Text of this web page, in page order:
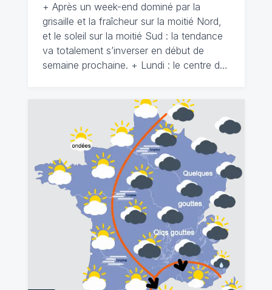
+ Après un week-end dominé par la
grisaille et la fraîcheur sur la moitié Nord,
et le soleil sur la moitié Sud : la tendance
va totalement s’inverser en début de
semaine prochaine. + Lundi : le centre d…